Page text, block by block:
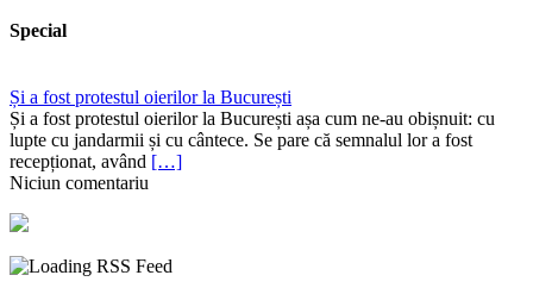
Special
Și a fost protestul oierilor la București
Și a fost protestul oierilor la București așa cum ne-au obișnuit: cu
lupte cu jandarmii și cu cântece. Se pare că semnalul lor a fost
recepționat, având […]
Niciun comentariu